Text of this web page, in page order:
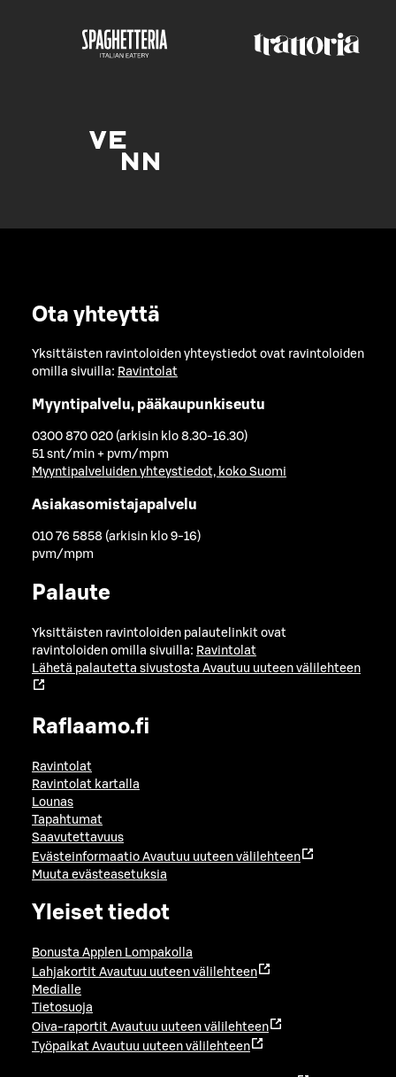
Ota yhteyttä
Yksittäisten ravintoloiden yhteystiedot ovat ravintoloiden
omilla sivuilla: Ravintolat
Myyntipalvelu, pääkaupunkiseutu
0300 870 020 (arkisin klo 8.30-16.30)
51 snt/min + pvm/mpm
Myyntipalveluiden yhteystiedot, koko Suomi
Asiakasomistajapalvelu
010 76 5858 (arkisin klo 9-16)
pvm/mpm
Palaute
Yksittäisten ravintoloiden palautelinkit ovat
ravintoloiden omilla sivuilla: Ravintolat
Lähetä palautetta sivustosta Avautuu uuteen välilehteen
Raflaamo.fi
Ravintolat
Ravintolat kartalla
Lounas
Tapahtumat
Saavutettavuus
Evästeinformaatio Avautuu uuteen välilehteen
Muuta evästeasetuksia
Yleiset tiedot
Bonusta Applen Lompakolla
Lahjakortit Avautuu uuteen välilehteen
Medialle
Tietosuoja
Oiva-raportit Avautuu uuteen välilehteen
Työpaikat Avautuu uuteen välilehteen